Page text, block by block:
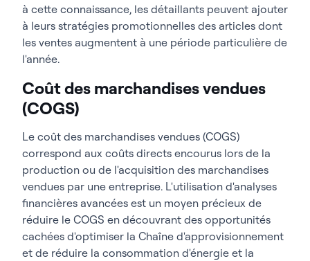
à cette connaissance, les détaillants peuvent ajouter
à leurs stratégies promotionnelles des articles dont
les ventes augmentent à une période particulière de
l'année.
Coût des marchandises vendues
(COGS)
Le coût des marchandises vendues (COGS)
correspond aux coûts directs encourus lors de la
production ou de l'acquisition des marchandises
vendues par une entreprise. L'utilisation d'analyses
financières avancées est un moyen précieux de
réduire le COGS en découvrant des opportunités
cachées d'optimiser la Chaîne d'approvisionnement
et de réduire la consommation d'énergie et la